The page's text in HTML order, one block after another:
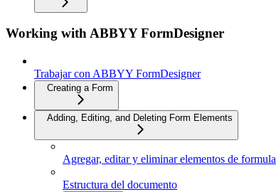
Working with ABBYY FormDesigner
Trabajar con ABBYY FormDesigner
Creating a Form
Adding, Editing, and Deleting Form Elements
Agregar, editar y eliminar elementos de
Estructura del documento